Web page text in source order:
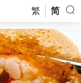
繁 简